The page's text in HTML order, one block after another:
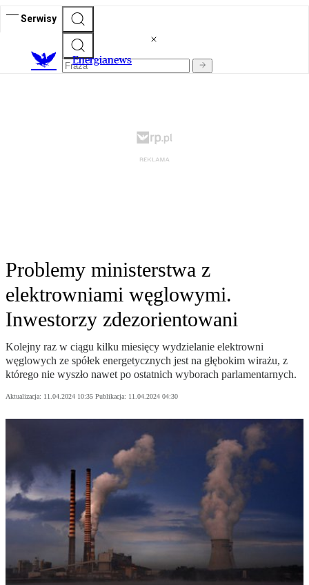
Serwisy
Energianews
Problemy ministerstwa z
elektrowniami węglowymi.
Inwestorzy zdezorientowani
Kolejny raz w ciągu kilku miesięcy wydzielanie elektrowni
węglowych ze spółek energetycznych jest na głębokim wirażu, z
którego nie wyszło nawet po ostatnich wyborach parlamentarnych.
Aktualizacja: 11.04.2024 10:35 Publikacja: 11.04.2024 04:30